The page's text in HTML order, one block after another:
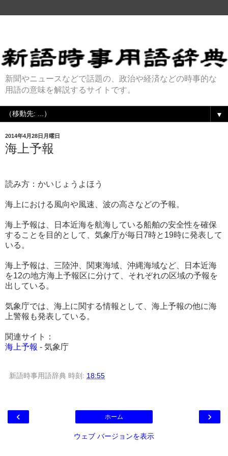
新聞やニュースなどで話題の、政治や経済などの時事的な
用語の意味を解説するサイトです。
▼
2014年4月28日月曜日
海上予報
読み方：かいじょうよほう
海上における風向や風速、波の高さなどの予報。
海上予報は、日本近海を航海している船舶の安全性を確保
することを目的として、気象庁が毎日7時と19時に発表して
いる。
海上予報は、三陸沖、関東海域、沖縄海域など、日本近海
を12の地方海上予報区に分けて、それぞれの区域の予報を
出している。
気象庁では、海上に関する情報として、海上予報の他に海
上警報も発表している。
関連サイト：
海上予報 - 気象庁
新語時事用語辞典 時刻: 18:55
‹ ›
ホーム
ウェブ バージョンを表示